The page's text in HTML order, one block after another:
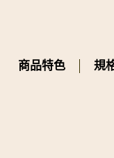
商品特色 規